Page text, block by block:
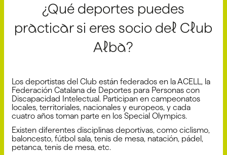
¿Qué deportes puedes
practicar si eres socio del Club
Alba?
Los deportistas del Club están federados en la ACELL, la
Federación Catalana de Deportes para Personas con
Discapacidad Intelectual. Participan en campeonatos
locales, territoriales, nacionales y europeos, y cada
cuatro años toman parte en los Special Olympics.
Existen diferentes disciplinas deportivas, como ciclismo,
baloncesto, fútbol sala, tenis de mesa, natación, pádel,
petanca, tenis de mesa, etc.